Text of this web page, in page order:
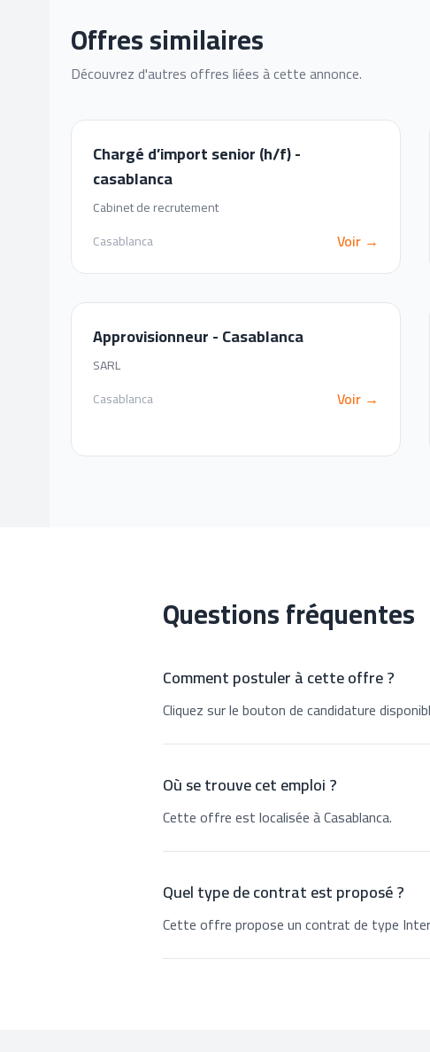
Offres similaires
Découvrez d'autres offres liées à cette annonce.
Chargé d’import senior (h/f) -
casablanca
Cabinet de recrutement
Casablanca
Voir →
Approvisionneur - Casablanca
SARL
Casablanca
Voir →
Questions fréquentes
Comment postuler à cette offre ?
Cliquez sur le bouton de candidature
Où se trouve cet emploi ?
Cette offre est localisée à Casablanca.
Quel type de contrat est proposé ?
Cette offre propose un contrat de type